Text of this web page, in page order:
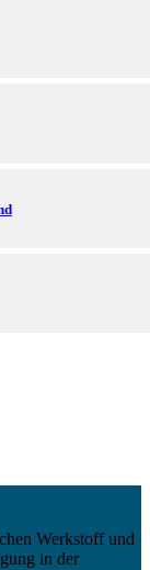
Werkstoff und
in der